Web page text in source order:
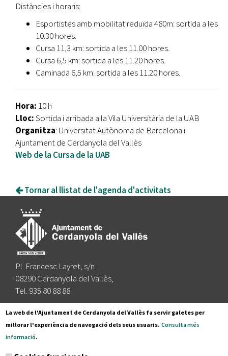
Distàncies i horaris:
Esportistes amb mobilitat reduïda 480m: sortida a les
10.30 hores.
Cursa 11,3 km: sortida a les 11.00 hores.
Cursa 6,5 km: sortida a les 11.20 hores.
Caminada 6,5 km: sortida a les 11.20 hores.
Hora: 10 h
Lloc:Sortida i arribada a la Vila Universitària de la UAB
Organitza: Universitat Autònoma de Barcelona i
Ajuntament de Cerdanyola del Vallès
Web de la Cursa de la UAB
Tornar al llistat de l'agenda d'activitats
Pl. Francesc Layret, s/n
08290 Cerdanyola del Vallès,
Tel. 935 80 88 88
Segueix-nos a:
La web de l'Ajuntament de Cerdanyola del Vallès fa servir galetes per
millorar l'experiència de navegació dels seus usuaris. Consulta més
informació.